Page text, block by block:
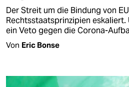
Der Streit um die Bindung von
Rechtsstaatsprinzipien eskaliert.
ein Veto gegen die Corona-
Von Eric Bonse